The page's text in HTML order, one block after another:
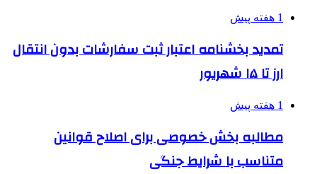
1 هفته پیش
تمدید بخشنامه اعتبار ثبت سفارشات بدون انتقال
ارز تا ۱۵ شهریور
1 هفته پیش
مطالبه بخش خصوصی برای اصلاح قوانین
متناسب با شرایط جنگی